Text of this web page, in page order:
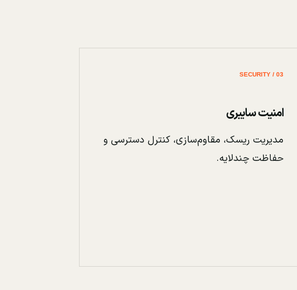
03 / SECURITY
امنیت سایبری
مدیریت ریسک، مقاوم‌سازی، کنترل دسترسی و
حفاظت چندلایه.